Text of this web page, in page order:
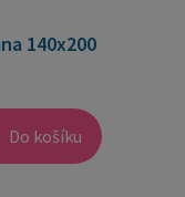
140x200
Do košíku